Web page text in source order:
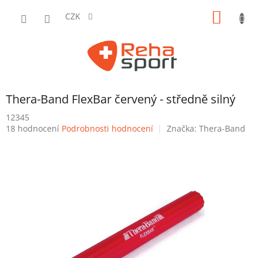
CZK
Thera-Band FlexBar červený - středně silný
12345
Průměrné
18 hodnocení Podrobnosti hodnocení Značka: Thera-Band